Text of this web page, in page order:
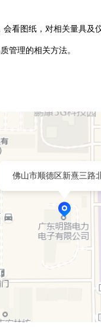
看图纸，对相关量具及
管理的相关方法。
佛山市顺德区新熹三路